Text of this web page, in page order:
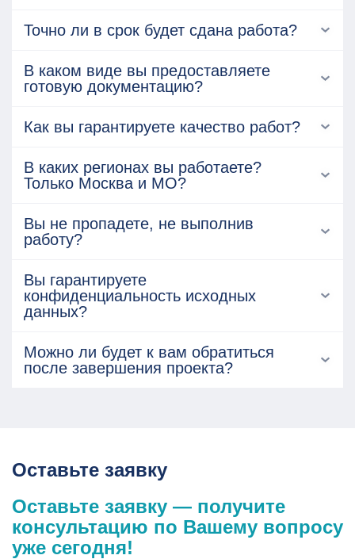
Точно ли в срок будет сдана работа?
В каком виде вы предоставляете
готовую документацию?
Как вы гарантируете качество работ?
В каких регионах вы работаете?
Только Москва и МО?
Вы не пропадете, не выполнив
работу?
Вы гарантируете
конфиденциальность исходных
данных?
Можно ли будет к вам обратиться
после завершения проекта?
Оставьте заявку
Оставьте заявку — получите
консультацию по Вашему вопросу
уже сегодня!